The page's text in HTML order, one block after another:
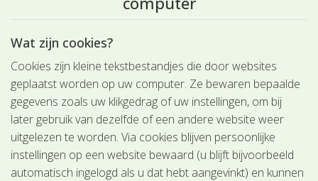
Determineren
Wat zijn cookies?
Cookies zijn kleine tekstbestandjes die door websites
geplaatst worden op uw computer. Ze bewaren bepaalde
gegevens zoals uw klikgedrag of uw instellingen, om bij
later gebruik van dezelfde of een andere website weer
uitgelezen te worden. Via cookies blijven persoonlijke
instellingen op een website bewaard (u blijft bijvoorbeeld
automatisch ingelogd als u dat hebt aangevinkt) en kunnen